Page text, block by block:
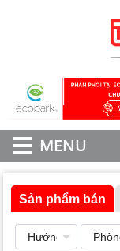
MENU
Sản phẩm bán